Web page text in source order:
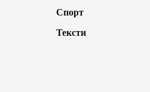
Спорт
Тексти